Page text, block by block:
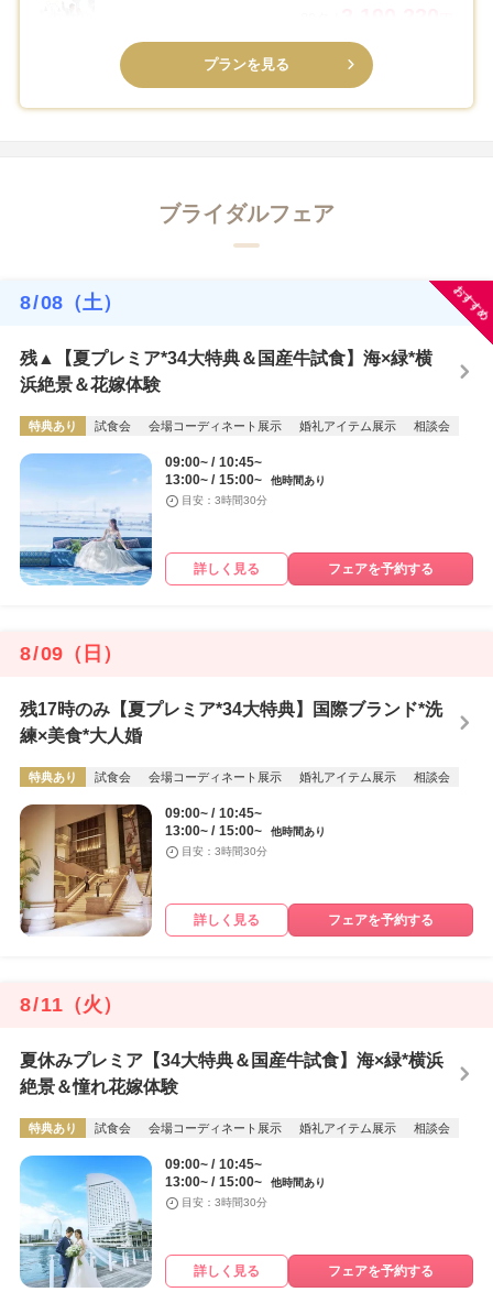
プランを見る
ブライダルフェア
おすすめ
8/08 （土）
残▲【夏プレミア*34大特典＆国産牛試食】海×緑*横
浜絶景＆花嫁体験
特典あり 試食会 会場コーディネート展示 婚礼アイテム展示 相談会
09:00~
10:45~
13:00~
15:00~
他時間あり
目安：3時間30分
詳しく見る フェアを予約する
8/09 （日）
残17時のみ【夏プレミア*34大特典】国際ブランド*洗
練×美食*大人婚
特典あり 試食会 会場コーディネート展示 婚礼アイテム展示 相談会
09:00~
10:45~
13:00~
15:00~
他時間あり
目安：3時間30分
詳しく見る フェアを予約する
8/11 （火）
夏休みプレミア【34大特典＆国産牛試食】海×緑*横浜
絶景＆憧れ花嫁体験
特典あり 試食会 会場コーディネート展示 婚礼アイテム展示 相談会
09:00~
10:45~
13:00~
15:00~
他時間あり
目安：3時間30分
詳しく見る フェアを予約する